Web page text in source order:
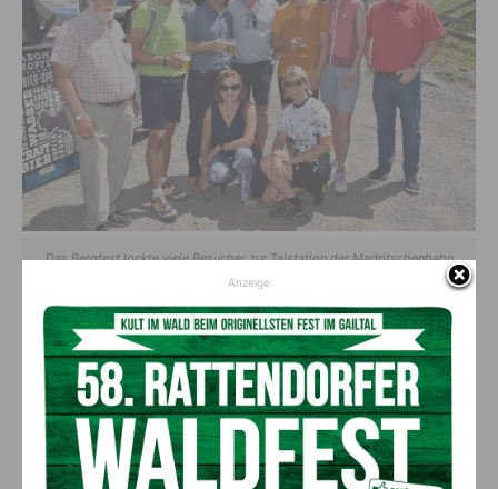
Das Bergfest lockte viele Besucher zur Talstation der Madritschenbahn
Anzeige